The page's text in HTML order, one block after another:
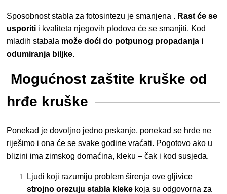
Sposobnost stabla za fotosintezu je smanjena . Rast će se
usporiti i kvaliteta njegovih plodova će se smanjiti. Kod
mladih stabala može doći do potpunog propadanja i
odumiranja biljke.
Mogućnost zaštite kruške od
hrđe kruške
Ponekad je dovoljno jedno prskanje, ponekad se hrđe ne
riješimo i ona će se svake godine vraćati. Pogotovo ako u
blizini ima zimskog domaćina, kleku – čak i kod susjeda.
Ljudi koji razumiju problem širenja ove gljivice
strojno orezuju stabla kleke koja su odgovorna za